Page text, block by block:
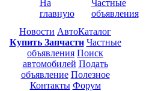
На
главную
Частные
объявления
Новости АвтоКаталог
Купить Запчасти Частные
объявления Поиск
автомобилей Подать
объявление Полезное
Контакты Форум